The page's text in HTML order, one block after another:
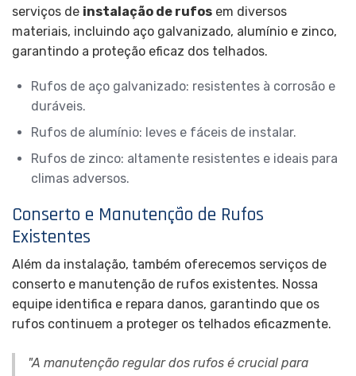
serviços de instalação de rufos em diversos
materiais, incluindo aço galvanizado, alumínio e zinco,
garantindo a proteção eficaz dos telhados.
Rufos de aço galvanizado: resistentes à corrosão e
duráveis.
Rufos de alumínio: leves e fáceis de instalar.
Rufos de zinco: altamente resistentes e ideais para
climas adversos.
Conserto e Manutenção de Rufos
Existentes
Além da instalação, também oferecemos serviços de
conserto e manutenção de rufos existentes. Nossa
equipe identifica e repara danos, garantindo que os
rufos continuem a proteger os telhados eficazmente.
"A manutenção regular dos rufos é crucial para